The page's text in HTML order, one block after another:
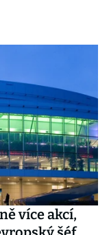
více akcí,